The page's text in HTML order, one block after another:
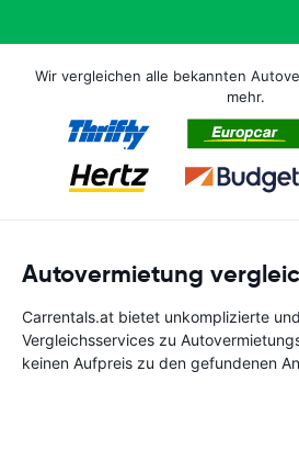
Wir vergleichen alle bekannten
mehr.
Autovermietung
Carrentals.at bietet unkomplizierte
Vergleichsservices zu
keinen Aufpreis zu den gefundenen